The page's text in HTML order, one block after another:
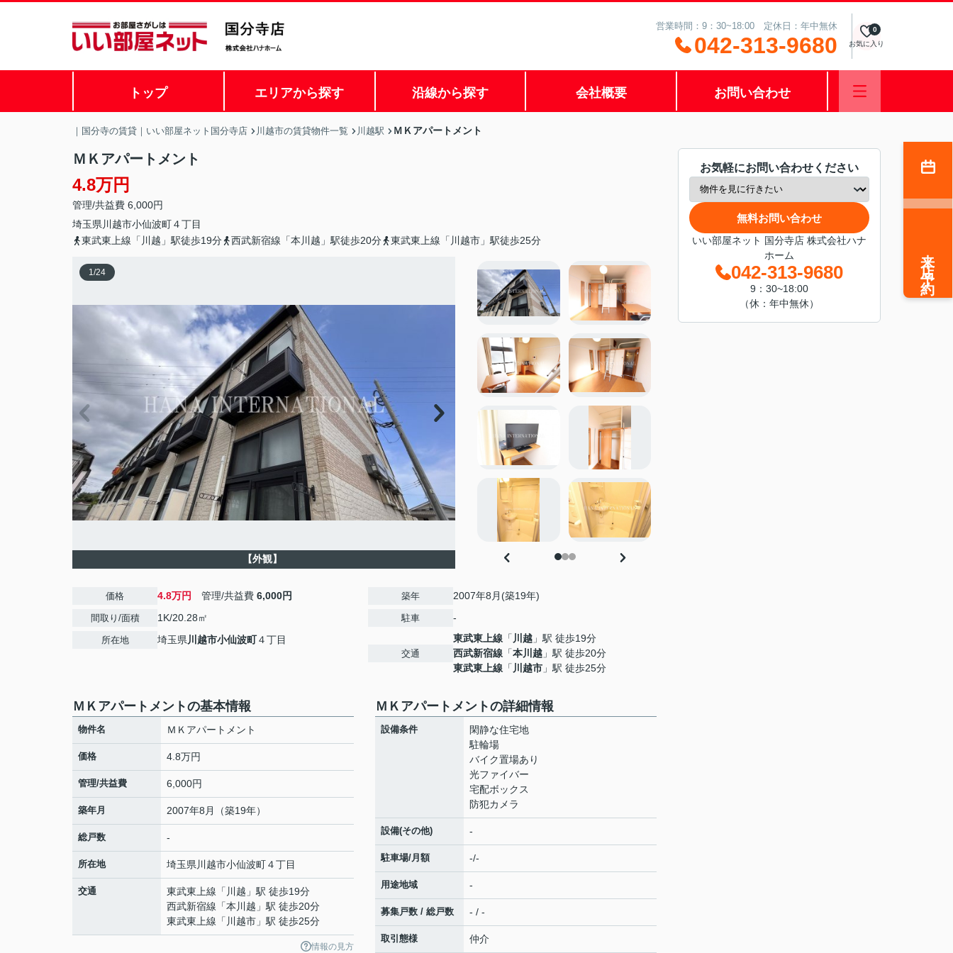
営業時間：9：30~18:00 定休日：年中無休
042-313-9680 お気に入り
0
トップ エリアから探す 沿線から探す 会社概要 お問い合わせ
｜国分寺の賃貸｜いい部屋ネット国分寺店 川越市の賃貸物件一覧 川越駅 ＭＫアパートメント
ＭＫアパートメント
4.8万円
管理/共益費 6,000円
埼玉県 川越市小仙波町４丁目
東武東上線「川越」駅徒歩19分
西武新宿線「本川越」駅徒歩20分 東武東上線「川越市」駅徒歩25分
1/24
【外観】
価格 4.8万円 管理/共益費 6,000円
間取り/面積 1K/20.28㎡
所在地 埼玉県川越市小仙波町４丁目
築年 2007年8月(築19年)
駐車 -
交通
東武東上線 「 川越 」駅 徒歩19分
西武新宿線 「本川越 」駅 徒歩20分
東武東上線 「 川越市 」駅 徒歩25分
ＭＫアパートメントの基本情報
物件名 ＭＫアパートメント
価格 4.8万円
管理/共益費 6,000円
築年月 2007年8月（築19年）
総戸数 -
所在地 埼玉県 川越市小仙波町４丁目
交通 東武東上線 「 川越 」駅 徒歩19分
西武新宿線 「本川越 」駅 徒歩20分
東武東上線 「 川越市 」駅 徒歩25分
情報の見方
ＭＫアパートメントの詳細情報
設備条件
閑静な住宅地
駐輪場
バイク置場あり
光ファイバー
宅配ボックス
防犯カメラ
設備(その他) -
駐車場/月額 -/-
用途地域 -
募集戸数 / 総戸数 - / -
取引態様 仲介
お気軽にお問い合わせください
無料お問い合わせ
いい部屋ネット 国分寺店 株式会社ハナ
ホーム
042-313-9680
9：30~18:00
（休：年中無休）
来店予約